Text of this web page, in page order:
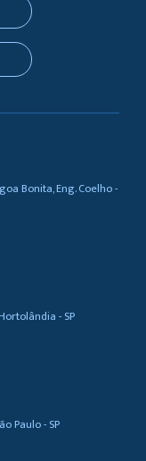
Bonita, Eng. Coelho -
- SP
Paulo - SP